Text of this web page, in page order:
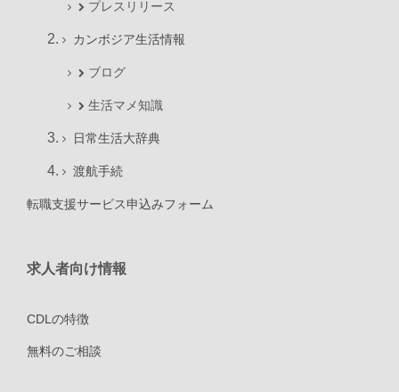
プレスリリース
カンボジア生活情報
ブログ
生活マメ知識
日常生活大辞典
渡航手続
転職支援サービス申込みフォーム
求人者向け情報
CDLの特徴
無料のご相談